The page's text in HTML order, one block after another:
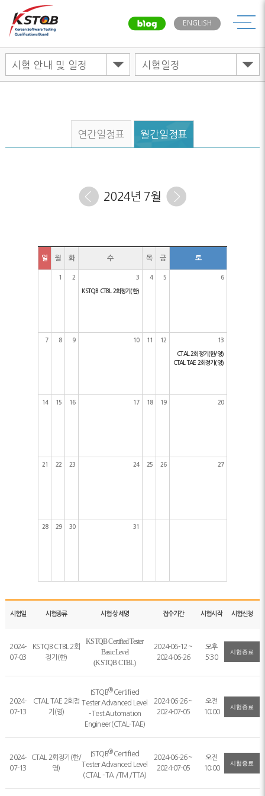
ENGLISH메뉴
연간일정표 월간일정표
2024년 7월
일 월 화 수 목 금 토
1 2 3
KSTQB CTBL 2회정기(한)
4 5 6
7 8 9 10 11 12 13
CTAL 2회정기(한/영)
CTAL TAE 2회정기(영)
14 15 16 17 18 19 20
21 22 23 24 25 26 27
28 29 30 31
시험일 시험종류 시험 상세명 접수기간 시험시작 시험신청
2024-
07-03
KSTQB CTBL 2회
정기(한)
KSTQB Certified Tester
Basic Level
(KSTQBCTBL)
2024-06-12 ~
2024-06-26
오후
5:30
시험종료
2024-
07-13
CTAL TAE 2회정
기(영)
ISTQB®Certified
Tester Advanced Level
- Test Automation
Engineer (CTAL-TAE)
2024-06-26 ~
2024-07-05
오전
10:00
시험종료
2024-
07-13
CTAL 2회정기(한/
영)
ISTQB®Certified
Tester Advanced Level
(CTAL - TA /TM /TTA)
2024-06-26 ~
2024-07-05
오전
10:00
시험종료